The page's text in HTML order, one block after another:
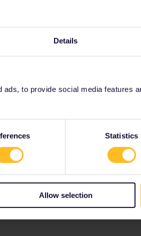
Details
to provide social media features
Statistics
Allow selection